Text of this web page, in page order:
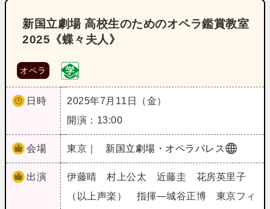
新国立劇場 高校生のためのオペラ鑑賞教室
2025《蝶々夫人》
オペラ
日時
2025年7月11日（金）
開演：13:00
会場 東京｜ 新国立劇場・オペラパレス
出演
伊藤晴 村上公太 近藤圭 花房英里子
（以上声楽） 指揮―城谷正博 東京フィ